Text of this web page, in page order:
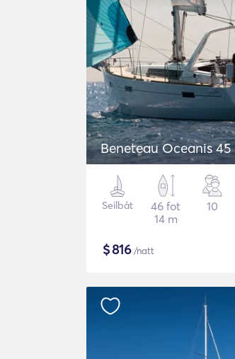
Beneteau Oceanis 45
Seilbåt
46 fot
14 m
10
$816/natt